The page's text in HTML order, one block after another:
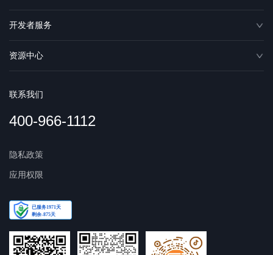
开发者服务
资源中心
联系我们
400-966-1112
隐私政策
应用权限